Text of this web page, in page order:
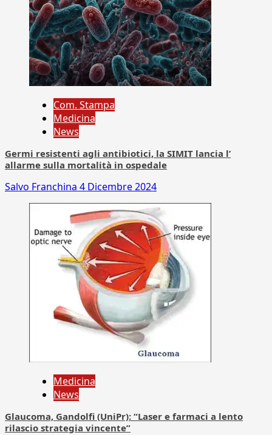
Com. Stampa
Medicina
News
Germi resistenti agli antibiotici, la SIMIT lancia l’
allarme sulla mortalità in ospedale
Salvo Franchina 4 Dicembre 2024
Medicina
News
Glaucoma, Gandolfi (UniPr): “Laser e farmaci a lento
rilascio strategia vincente”